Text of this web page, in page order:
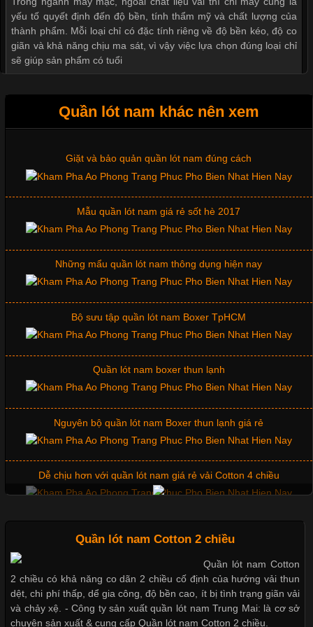
yếu tố quyết định đến độ bền, tính thẩm mỹ và chất lượng của
thành phẩm. Mỗi loại chỉ có đặc tính riêng về độ bền kéo, độ co
giãn và khả năng chịu ma sát, vì vậy việc lựa chọn đúng loại chỉ
sẽ giúp sản phẩm có tuổi
Trong lĩnh vực may mặc, chất liệu vải luôn là yếu tố quyết định
đến chất lượng sản phẩm và mức độ hài lòng của khách hàng.
nam, việc lựa chọn đúng loại vải sẽ giúp nâng cao giá trị sản
phẩm, giảm tỷ lệ hàng lỗi và
Tìm Hiểu Các Kiểu Cổ Áo Thun Được Ưa Chuộng Trong
Ngành Thời Trang
Cập nhật 2026-06-01 16:20:50
Áo thun là một trong những trang phục phổ biến nhất hiện nay
nhờ tính tiện dụng, dễ phối đồ và phù hợp với nhiều đối tượng.
Bên cạnh chất liệu và kiểu dáng, phần cổ áo cũng là yếu tố
quan trọng tạo nên phong cách riêng cho từng sản phẩm. Mỗi
loại cổ áo sẽ mang đến một vẻ đẹp khác
Những Mẫu Áo Thun Đồng Phục Công Ty Được Ưa
Chuộng Hiện Nay
Quần lót nam khác nên xem
Xu hướng thời trang trẻ và quần lót nam giá sỉ
Giặt và bảo quản quần lót nam đúng cách
Mẫu quần lót nam giá rẻ sốt hè 2017
Những mẩu quần lót nam thông dụng hiện nay
Bộ sưu tập quần lót nam Boxer TpHCM
Quần lót nam boxer thun lạnh
Nguyên bộ quần lót nam Boxer thun lạnh giá rẻ
Dễ chịu hơn với quần lót nam giá rẻ vải Cotton 4 chiều
Mẫu quần short quần lót nam nữ hè thu 2017
Xu hướng thời trang trẻ và quần lót nam giá sỉ
Quần lót nam Cotton 2 chiều
Quần lót nam Cotton
2 chiều có khả năng co dãn 2 chiều cố định của hướng vải thun
dệt, chi phí thấp, dể gia công, độ bền cao, ít bị tình trạng giãn vải
và chảy xệ. - Công ty sản xuất quần lót nam Trung Mai: là cơ sở
chuyên sản xuất & cung cấp Quần lót nam Cotton 2 chiều.